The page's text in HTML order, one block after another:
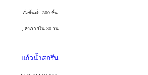
สั่งขั้นต่ำ 300 ชิ้น
, ส่งภายใน 30 วัน
แก้วน้ำสกรีน